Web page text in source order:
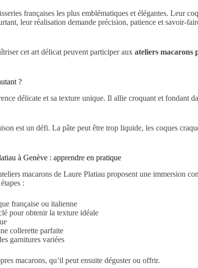
françaises les plus emblématiques et élégantes. Leur
leur réalisation demande précision, patience et
cet art délicat peuvent participer aux ateliers macarons
?
délicate et sa texture unique. Il allie croquant et fondant
est un défi. La pâte peut être trop liquide, les coques
à Genève : apprendre en pratique
macarons de Laure Platiau proposent une immersion
:
française ou italienne
pour obtenir la texture idéale
collerette parfaite
garnitures variées
macarons, qu’il peut ensuite déguster ou offrir.